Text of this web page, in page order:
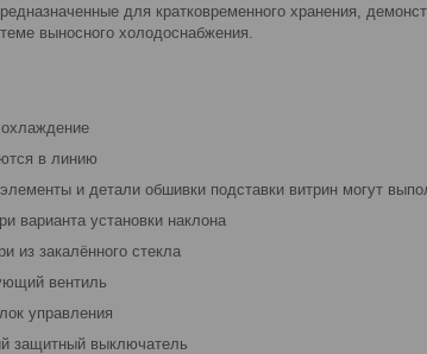
для кратковременного хранения,
выносного холодоснабжения.
в линию
и детали обшивки подставки витрин могут
варианта установки наклона
из закалённого стекла
вентиль
управления
защитный выключатель